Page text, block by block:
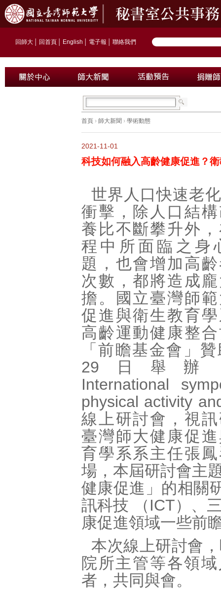
回師大 回首頁 English 電子報 聯絡我們
首頁 › 師大新聞 › 學術動態
2021-11-01
科技如何融入高齡健康促進？
世界人口快速老
衝擊，除人口結
養比不斷攀升外
程中所面臨之身
題，也會增加高
次數，都將造成
擔。國立臺灣師
促進與衛生教育
高齡運動健康整
「前瞻基金會」
29日舉辦
International
physical activity
線上研討會，視
臺灣師大健康促
育學系系主任張
場，本屆研討會主
健康促進」的相關
訊科技 （ICT）、
康促進領域一些前
本次線上研討會
院所主管等各領
者，共同與會。